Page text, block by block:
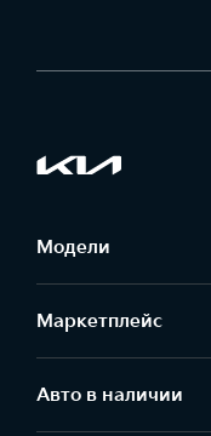
Модели
Маркетплейс
Aвто в наличии